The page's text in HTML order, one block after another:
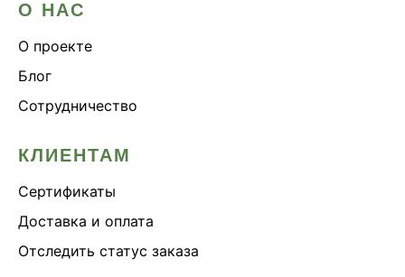
О НАС
О проекте
Блог
Сотрудничество
КЛИЕНТАМ
Сертификаты
Доставка и оплата
Отследить статус заказа